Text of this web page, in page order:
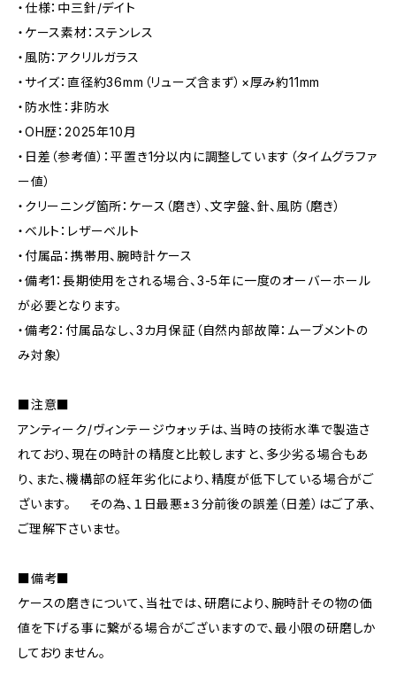
・仕様：中三針/デイト
・ケース素材：ステンレス
・風防：アクリルガラス
・サイズ：直径約36mm（リューズ含まず）×厚み約11mm
・防水性：非防水
・OH歴：2025年10月
・日差（参考値）：平置き1分以内に調整しています（タイムグラファ
ー値）
・クリーニング箇所：ケース（磨き）、文字盤、針、風防（磨き）
・ベルト：レザーベルト
・付属品：携帯用、腕時計ケース
・備考1：長期使用をされる場合、3-5年に一度のオーバーホール
が必要となります。
・備考2：付属品なし、3カ月保証（自然内部故障：ムーブメントの
み対象）
■注意■
アンティーク/ヴィンテージウォッチは、当時の技術水準で製造さ
れており、現在の時計の精度と比較しますと、多少劣る場合もあ
り、また、機構部の経年劣化により、精度が低下している場合がご
ざいます。 その為、１日最悪±３分前後の誤差（日差）はご了承、
ご理解下さいませ。
■備考■
ケースの磨きについて、当社では、研磨により、腕時計その物の価
値を下げる事に繋がる場合がございますので、最小限の研磨しか
しておりません。